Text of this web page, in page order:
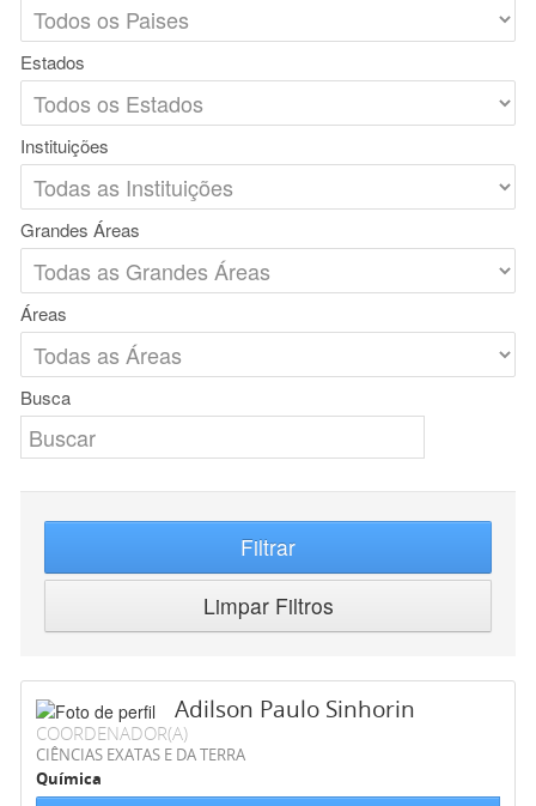
Estados
Instituições
Grandes Áreas
Áreas
Busca
Filtrar
Limpar Filtros
Adilson Paulo Sinhorin
COORDENADOR(A)
CIÊNCIAS EXATAS E DA TERRA
Química